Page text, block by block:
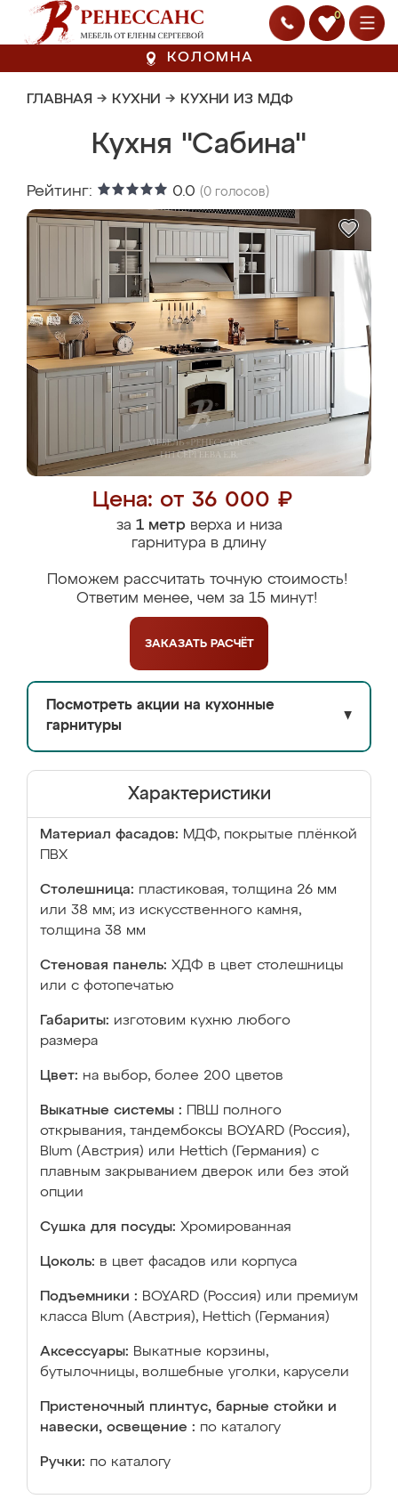
0
КОЛОМНА
ГЛАВНАЯ → КУХНИ → КУХНИ ИЗ МДФ
Кухня "Сабина"
Рейтинг: 0.0 (0 голосов)
Цена: от 36 000 ₽
за 1 метрверха и низа
гарнитура в длину
Поможем рассчитать точную стоимость!
Ответим менее, чем за 15 минут!
ЗАКАЗАТЬ РАСЧЁТ
Посмотреть акции на кухонные
гарнитуры
▼
Характеристики
Материал фасадов: МДФ, покрытые плёнкой
ПВХ
Столешница: пластиковая, толщина 26 мм
или 38 мм; из искусственного камня,
толщина 38 мм
Стеновая панель: ХДФ в цвет столешницы
или с фотопечатью
Габариты: изготовим кухню любого
размера
Цвет: на выбор, более 200 цветов
Выкатные системы :
ПВШ полного
открывания, тандембоксы BOYARD (Россия),
Blum (Австрия) или Hettich (Германия) с
плавным закрыванием дверок или без этой
опции
Сушка для посуды: Хромированная
Цоколь: в цвет фасадов или корпуса
Подъемники : BOYARD (Россия) или премиум
класса Blum (Австрия), Hettich (Германия)
Аксессуары: Выкатные корзины,
бутылочницы, волшебные уголки, карусели
Пристеночный плинтус, барные стойки и
навески, освещение : по каталогу
Ручки: по каталогу